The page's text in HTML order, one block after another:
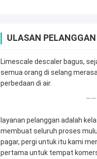
ULASAN PELANGGAN
Limescale descaler bagus,
semua orang di selang
perbedaan di air.
——
layanan pelanggan adalah
membuat seluruh proses
pagar, pergi untuk itu kami
pertama untuk tempat